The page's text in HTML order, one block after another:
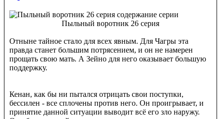
Пыльный воротник 26 серия
Отныне тайное стало для всех явным. Для Чагры эта
правда станет большим потрясением, и он не намерен
прощать свою мать. А Зейно для него оказывает большую
поддержку.
Кенан, как бы ни пытался отрицать свои поступки,
бессилен - все сплочены против него. Он проигрывает, и
принятие данной ситуации выводит всё его зло наружу.